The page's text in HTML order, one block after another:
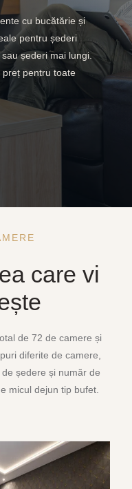
cu bucătărie și
pentru șederi
șederi mai lungi.
preț pentru toate
care vi
de 72 de camere și
diferite de camere,
ședere și număr de
micul dejun tip bufet.